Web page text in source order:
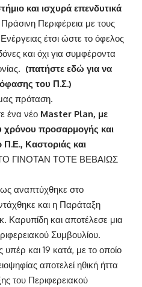
και ισχυρά επενδυτικά
Περιφέρεια με τους
έτσι ώστε το όφελος
και όχι για συμφέροντα
(πατήστε εδώ για να
του Π.Σ.)
πρόταση.
ένα νέο Master Plan, με
χρόνου προσαρμογής και
Καστοριάς και
ΓΙΝΟΤΑΝ ΤΟΤΕ ΒΕΒΑΙΩΣ
αναπτύχθηκε στο
και η Παράταξη
Καρυπίδη και αποτέλεσε μια
Συμβουλίου.
και 19 κατά, με το οποίο
αποτελεί ηθική ήττα
του Περιφερειακού